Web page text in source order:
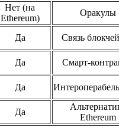
Нет (на
Ethereum)
Оракулы
Да
Связь
Да
Смарт-
Да
Да
Ethereum